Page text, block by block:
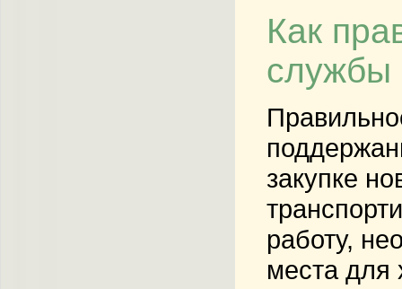
Как
службы
закупке
работу,
места для